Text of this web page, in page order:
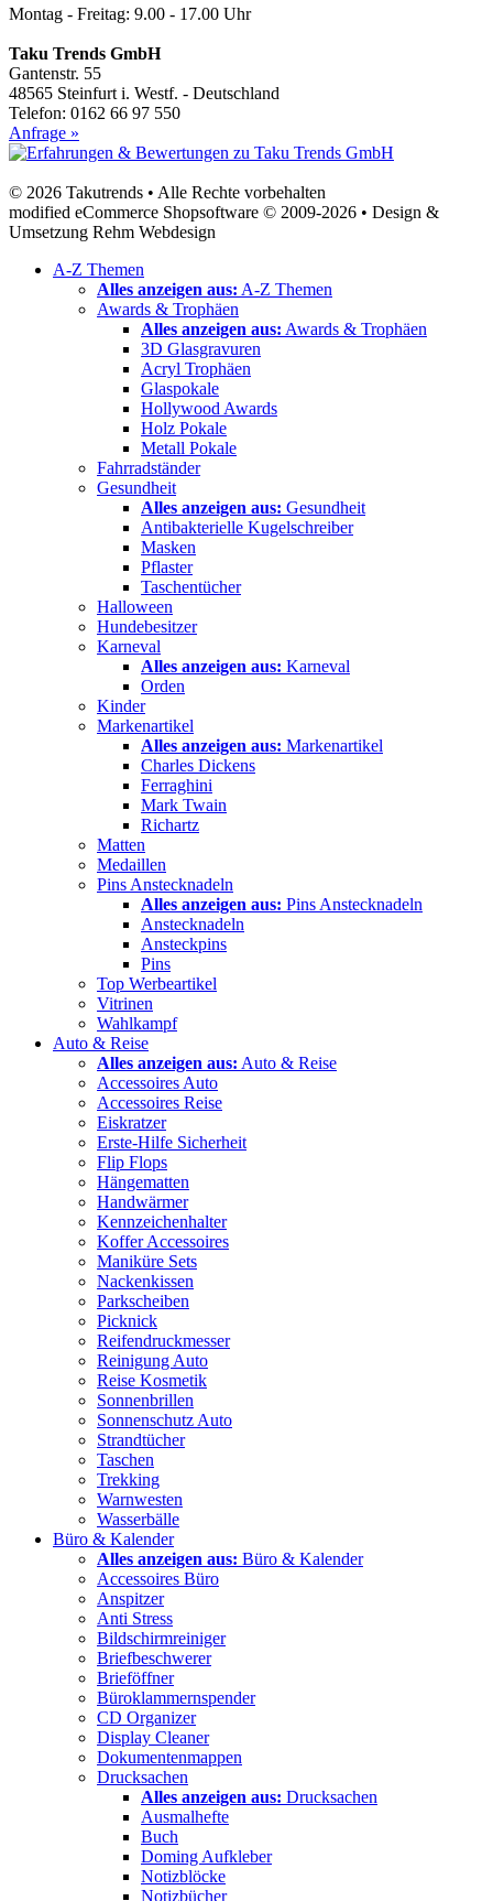
Montag - Freitag: 9.00 - 17.00 Uhr
Taku Trends GmbH
Gantenstr. 55
48565 Steinfurt i. Westf. - Deutschland
Telefon: 0162 66 97 550
Anfrage »
© 2026 Takutrends • Alle Rechte vorbehalten
modified eCommerce Shopsoftware © 2009-2026 • Design &
Umsetzung Rehm Webdesign
A-Z Themen
Alles anzeigen aus: A-Z Themen
Awards & Trophäen
Alles anzeigen aus: Awards & Trophäen
3D Glasgravuren
Acryl Trophäen
Glaspokale
Hollywood Awards
Holz Pokale
Metall Pokale
Fahrradständer
Gesundheit
Alles anzeigen aus: Gesundheit
Antibakterielle Kugelschreiber
Masken
Pflaster
Taschentücher
Halloween
Hundebesitzer
Karneval
Alles anzeigen aus: Karneval
Orden
Kinder
Markenartikel
Alles anzeigen aus: Markenartikel
Charles Dickens
Ferraghini
Mark Twain
Richartz
Matten
Medaillen
Pins Anstecknadeln
Alles anzeigen aus: Pins Anstecknadeln
Anstecknadeln
Ansteckpins
Pins
Top Werbeartikel
Vitrinen
Wahlkampf
Auto & Reise
Alles anzeigen aus: Auto & Reise
Accessoires Auto
Accessoires Reise
Eiskratzer
Erste-Hilfe Sicherheit
Flip Flops
Hängematten
Handwärmer
Kennzeichenhalter
Koffer Accessoires
Maniküre Sets
Nackenkissen
Parkscheiben
Picknick
Reifendruckmesser
Reinigung Auto
Reise Kosmetik
Sonnenbrillen
Sonnenschutz Auto
Strandtücher
Taschen
Trekking
Warnwesten
Wasserbälle
Büro & Kalender
Alles anzeigen aus: Büro & Kalender
Accessoires Büro
Anspitzer
Anti Stress
Bildschirmreiniger
Briefbeschwerer
Brieföffner
Büroklammernspender
CD Organizer
Display Cleaner
Dokumentenmappen
Drucksachen
Alles anzeigen aus: Drucksachen
Ausmalhefte
Buch
Doming Aufkleber
Notizblöcke
Notizbücher